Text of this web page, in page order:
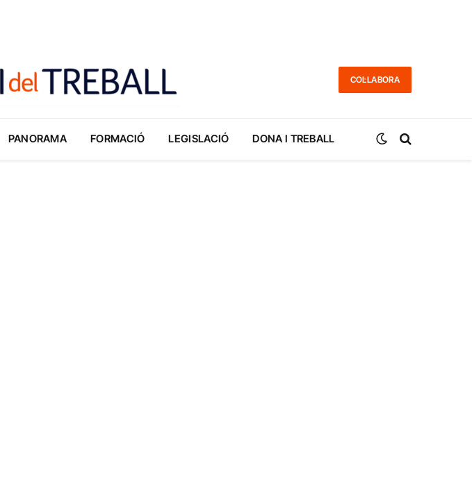
COL·LABORA
PANORAMA FORMACIÓ LEGISLACIÓ DONA I TREBALL